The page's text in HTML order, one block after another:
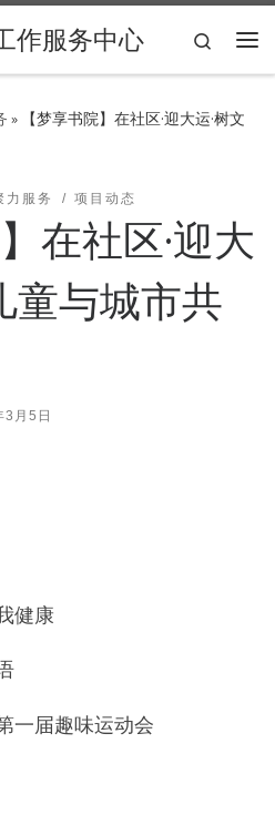
作服务中心
Search
»
【梦享书院】在社区·迎大运·树文
力服务 项目动态
在社区·迎大
童与城市共
月5日
健康
一届趣味运动会